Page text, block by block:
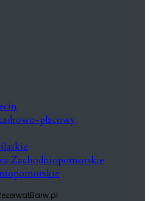
płacowy
Zachodniopomorskie